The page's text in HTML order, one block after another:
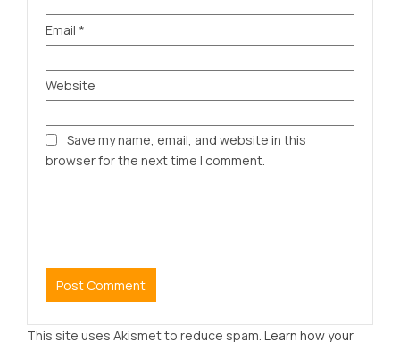
Email *
Website
Save my name, email, and website in this
browser for the next time I comment.
This site uses Akismet to reduce spam. Learn how your